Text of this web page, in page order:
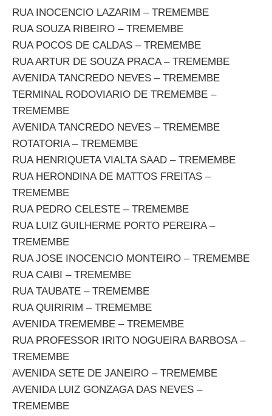
RUA INOCENCIO LAZARIM – TREMEMBE
RUA SOUZA RIBEIRO – TREMEMBE
RUA POCOS DE CALDAS – TREMEMBE
RUA ARTUR DE SOUZA PRACA – TREMEMBE
AVENIDA TANCREDO NEVES – TREMEMBE
TERMINAL RODOVIARIO DE TREMEMBE –
TREMEMBE
AVENIDA TANCREDO NEVES – TREMEMBE
ROTATORIA – TREMEMBE
RUA HENRIQUETA VIALTA SAAD – TREMEMBE
RUA HERONDINA DE MATTOS FREITAS –
TREMEMBE
RUA PEDRO CELESTE – TREMEMBE
RUA LUIZ GUILHERME PORTO PEREIRA –
TREMEMBE
RUA JOSE INOCENCIO MONTEIRO – TREMEMBE
RUA CAIBI – TREMEMBE
RUA TAUBATE – TREMEMBE
RUA QUIRIRIM – TREMEMBE
AVENIDA TREMEMBE – TREMEMBE
RUA PROFESSOR IRITO NOGUEIRA BARBOSA –
TREMEMBE
AVENIDA SETE DE JANEIRO – TREMEMBE
AVENIDA LUIZ GONZAGA DAS NEVES –
TREMEMBE